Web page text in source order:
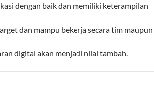
dengan baik dan memiliki keterampilan
dan mampu bekerja secara tim maupun
digital akan menjadi nilai tambah.